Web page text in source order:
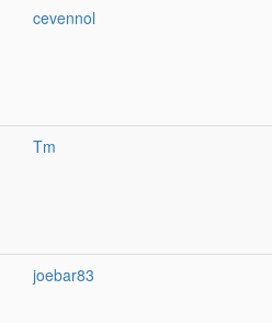
cevennol
Tm
joebar83